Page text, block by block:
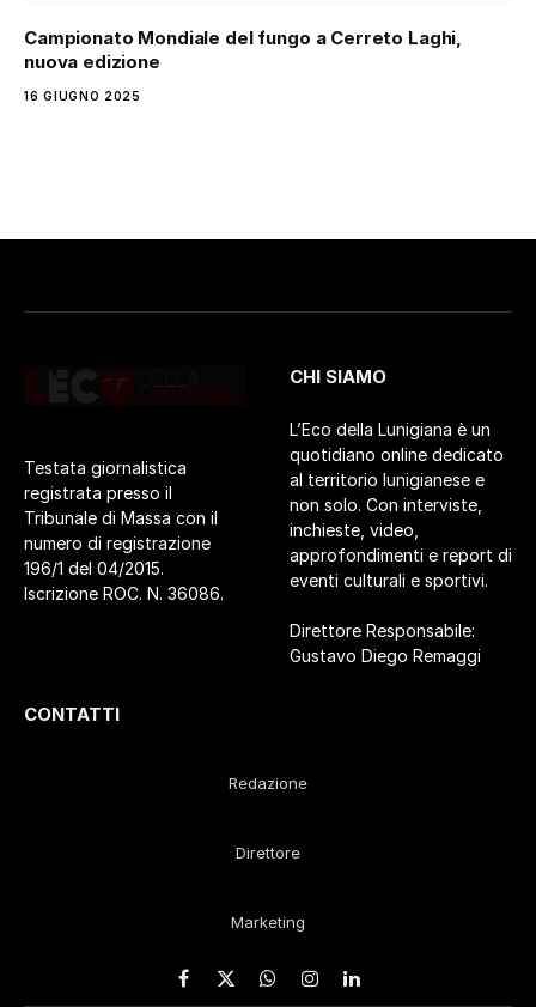
Campionato Mondiale del fungo a Cerreto Laghi,
nuova edizione
16 GIUGNO 2025
Testata giornalistica
registrata presso il
Tribunale di Massa con il
numero di registrazione
196/1 del 04/2015.
Iscrizione ROC. N. 36086.
CHI SIAMO
L’Eco della Lunigiana è un
quotidiano online dedicato
al territorio lunigianese e
non solo. Con interviste,
inchieste, video,
approfondimenti e report di
eventi culturali e sportivi.
Direttore Responsabile:
Gustavo Diego Remaggi
CONTATTI
Redazione
Direttore
Marketing
Facebook
X WhatsApp
Instagram
LinkedIn